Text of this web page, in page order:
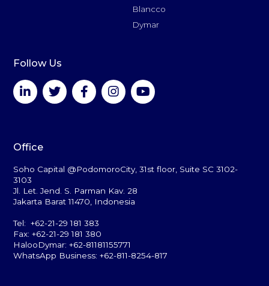
Blancco
Dymar
Follow Us
Office
Soho Capital @PodomoroCity, 31st floor, Suite SC 3102-
3103
Jl. Let. Jend. S. Parman Kav. 28
Jakarta Barat 11470, Indonesia
Tel: +62-21-29 181 383
Fax: +62-21-29 181 380
HalooDymar: +62-81181155771
WhatsApp Business: +62-811-8254-817